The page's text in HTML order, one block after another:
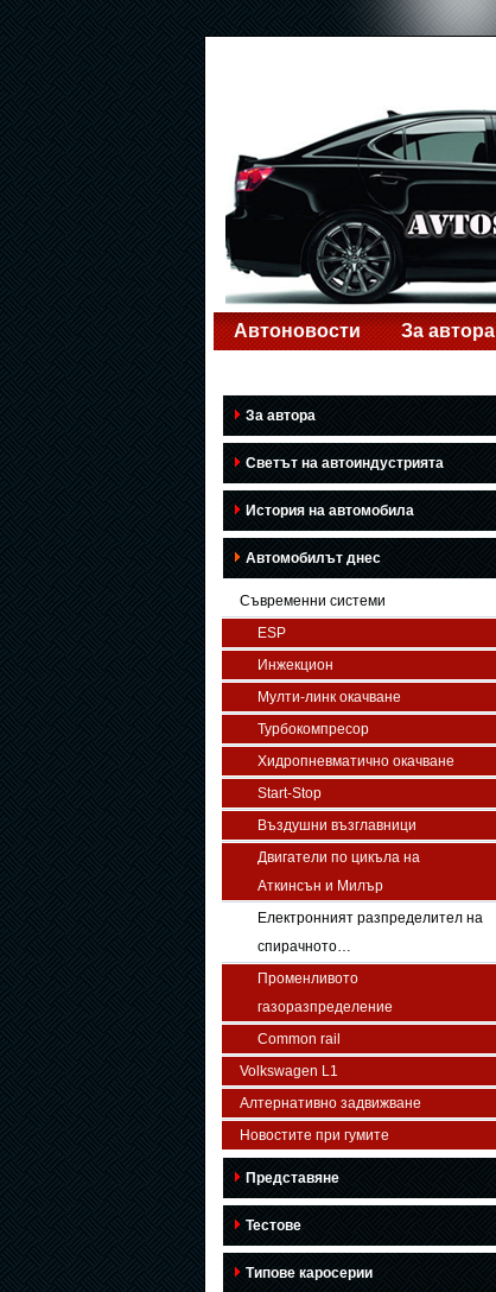
Автоновости За автора
За автора
Светът на автоиндустрията
История на автомобила
Автомобилът днес
Съвременни системи
ESP
Инжекцион
Мулти-линк окачване
Турбокомпресор
Хидропневматично окачване
Start-Stop
Въздушни възглавници
Двигатели по цикъла на
Аткинсън и Милър
Електронният разпределител на
спирачното…
Променливото
газоразпределение
Common rail
Volkswagen L1
Алтернативно задвижване
Новостите при гумите
Представяне
Тестове
Типове каросерии